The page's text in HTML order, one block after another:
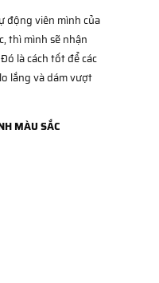
động viên mình của
thì mình sẽ nhận
là cách tốt để các
lắng và dám vượt
MÀU SẮC